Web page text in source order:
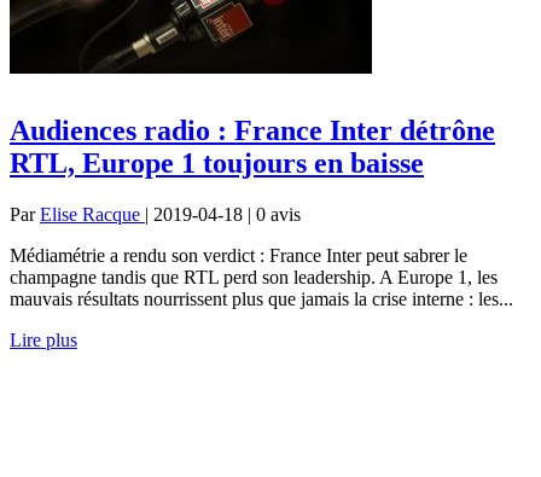
Audiences radio : France Inter détrône
RTL, Europe 1 toujours en baisse
ParElise Racque | 2019-04-18 | 0 avis
Médiamétrie a rendu son verdict : France Inter peut sabrer le
champagne tandis que RTL perd son leadership. A Europe 1, les
mauvais résultats nourrissent plus que jamais la crise interne : les...
Lire plus